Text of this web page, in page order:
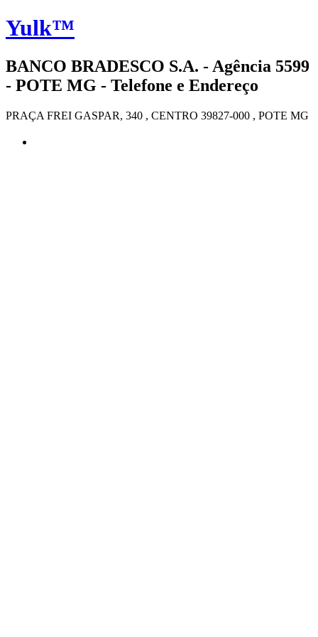
Yulk™
BANCO BRADESCO S.A. - Agência 5599
- POTE MG - Telefone e Endereço
PRAÇA FREI GASPAR, 340 , CENTRO 39827-000 , POTE MG